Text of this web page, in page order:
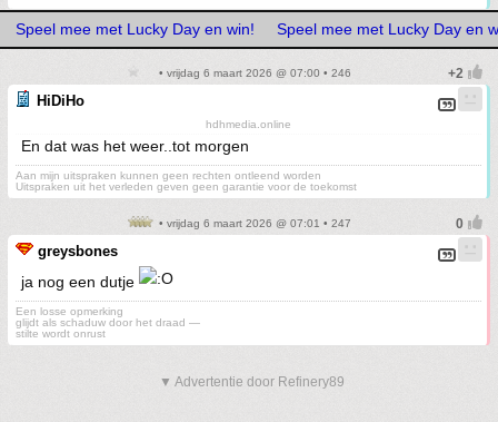
Speel mee met Lucky Day en win! Speel mee met Lucky Day en
• vrijdag 6 maart 2026 @ 07:00 • 246
HiDiHo
hdhmedia.online
En dat was het weer..tot morgen
Aan mijn uitspraken kunnen geen rechten ontleend worden
Uitspraken uit het verleden geven geen garantie voor de toekomst
• vrijdag 6 maart 2026 @ 07:01 • 247
greysbones
ja nog een dutje
Een losse opmerking
glijdt als schaduw door het draad —
stilte wordt onrust
▼ Advertentie door Refinery89